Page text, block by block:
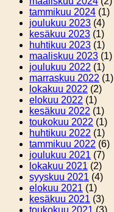
tammikuu 2024 (1)
joulukuu 2023 (4)
kesäkuu 2023 (1)
huhtikuu 2023 (1)
maaliskuu 2023 (1)
joulukuu 2022 (1)
marraskuu 2022 (1)
lokakuu 2022 (2)
elokuu 2022 (1)
kesäkuu 2022 (1)
toukokuu 2022 (1)
huhtikuu 2022 (1)
tammikuu 2022 (6)
joulukuu 2021 (7)
lokakuu 2021 (2)
syyskuu 2021 (4)
elokuu 2021 (1)
kesäkuu 2021 (3)
toukokuu 2021 (3)